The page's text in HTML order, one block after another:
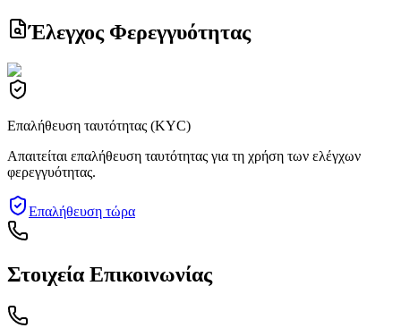
Έλεγχος Φερεγγυότητας
Επαλήθευση ταυτότητας (KYC)
Απαιτείται επαλήθευση ταυτότητας για τη χρήση των ελέγχων
φερεγγυότητας.
Επαλήθευση τώρα
Στοιχεία Επικοινωνίας